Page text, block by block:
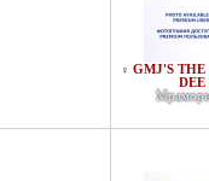
♀ GMJ'S
DEE